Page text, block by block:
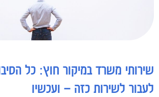
שירותי משרד במיקור חוץ: כל
לעבור לשירות כזה – ועכשיו